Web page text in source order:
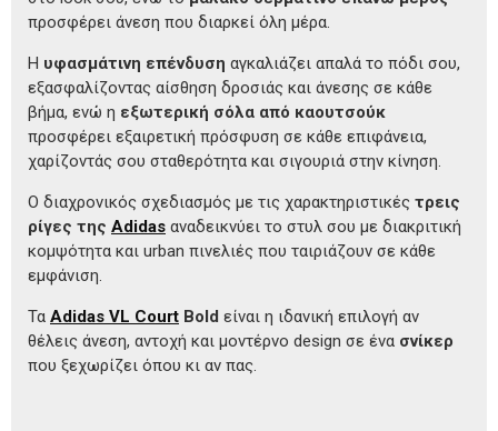
προσφέρει άνεση που διαρκεί όλη μέρα.
Η υφασμάτινη επένδυση αγκαλιάζει απαλά το πόδι σου,
εξασφαλίζοντας αίσθηση δροσιάς και άνεσης σε κάθε
βήμα, ενώ η εξωτερική σόλα από καουτσούκ
προσφέρει εξαιρετική πρόσφυση σε κάθε επιφάνεια,
χαρίζοντάς σου σταθερότητα και σιγουριά στην κίνηση.
Ο διαχρονικός σχεδιασμός με τις χαρακτηριστικές τρεις
ρίγες της Adidas αναδεικνύει το στυλ σου με διακριτική
κομψότητα και urban πινελιές που ταιριάζουν σε κάθε
εμφάνιση.
Τα Adidas VL Court Bold είναι η ιδανική επιλογή αν
θέλεις άνεση, αντοχή και μοντέρνο design σε ένα σνίκερ
που ξεχωρίζει όπου κι αν πας.